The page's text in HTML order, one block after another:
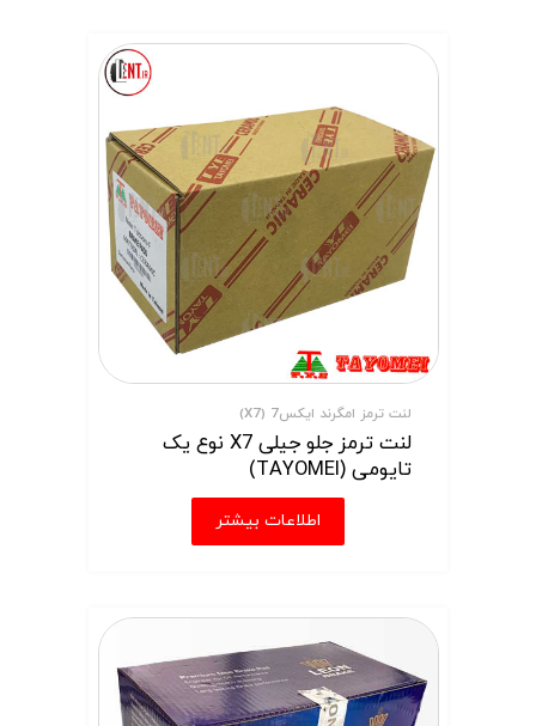
لنت ترمز امگرند ایکس7 (X7)
لنت ترمز جلو جیلی X7 نوع یک
تایومی (TAYOMEI)
اطلاعات بیشتر